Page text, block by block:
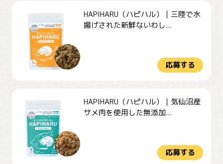
HAPIHARU（ハピハル）｜三陸で水
揚げされた新鮮ないわし...
応募する
HAPIHARU（ハピハル）｜気仙沼産
サメ肉を使用した無添加...
応募する